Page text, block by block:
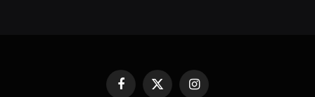
Facebook
X Instagram